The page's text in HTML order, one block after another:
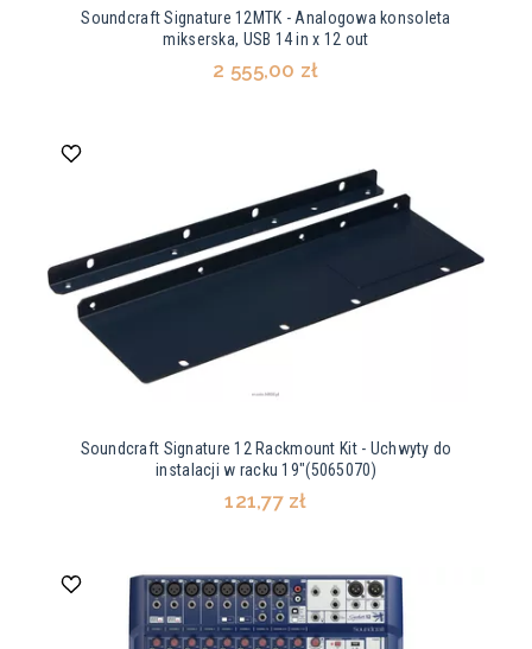
Soundcraft Signature 12MTK - Analogowa konsoleta
mikserska, USB 14 in x 12 out
2 555,00 zł
Soundcraft Signature 12 Rackmount Kit - Uchwyty do
instalacji w racku 19"(5065070)
121,77 zł